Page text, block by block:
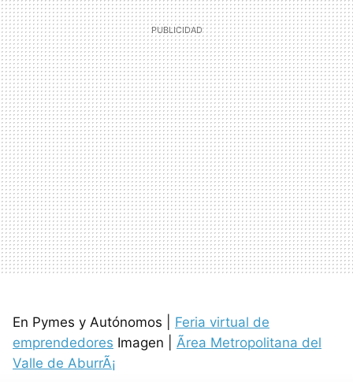
En Pymes y Autónomos | Feria virtual de
emprendedores Imagen | Ãrea Metropolitana del
Valle de AburrÃ¡